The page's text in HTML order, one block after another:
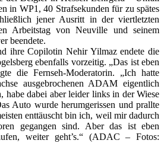
in WP1, 40 Strafsekunden für zu spätes
jener Ausritt in der viertletzten
Arbeitstag von Neuville und seinem
beendete.
ihre Copilotin Nehir Yilmaz endete die
ebenfalls vorzeitig. „Das ist eben
die Fernseh-Moderatorin. „Ich hatte
ausgebrochenen ADAM eigentlich
habe dabei aber leider links in der Wiese
Auto wurde herumgerissen und prallte
enttäuscht bin ich, weil mir dadurch
gegangen sind. Aber das ist eben
weiter geht’s.“ (ADAC – Fotos: